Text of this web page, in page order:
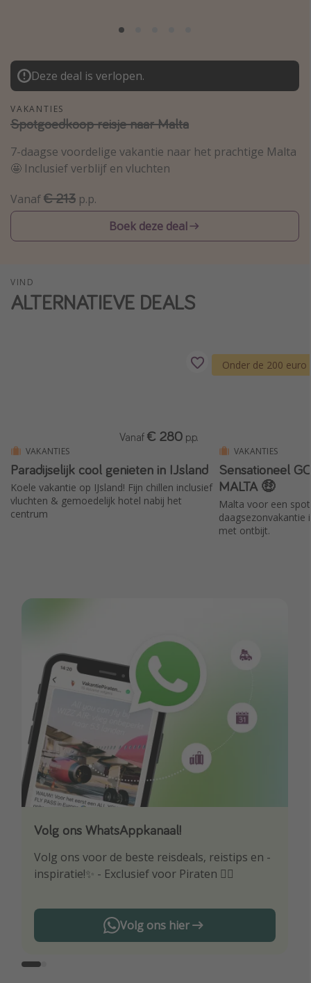
Malta
Madeira
Egypte
Bali
Type vakantie
Overzicht
Weekendje weg
Autoverhuur
Groepsreizen
Vakantieparken
Reiskalender
25 beste pretparken
Beste keukens ter wereld
Strandvakantie in Nederland
Deze deal is verlopen.
VAKANTIES
Spotgoedkoop reisje naar Malta
7-daagse voordelige vakantie naar het prachtige Malta
🤩 Inclusief verblijf en vluchten
Vanaf€ 213 p.p.
Boek deze deal
VIND
ALTERNATIEVE DEALS
VAKANTIES
Paradijselijk cool genieten in IJsland
Koele vakantie op IJsland! Fijn chillen inclusief
vluchten & gemoedelijk hotel nabij het
centrum
Vanaf € 280 p.p.
Onder de 200 euro
VAKANTIES
Sensationeel
MALTA 🤑
Malta voor een
daagsezonvakantie
met ontbijt.
Volg ons WhatsAppkanaal!
Volg ons voor de beste reisdeals, reistips en -
inspiratie!✨ - Exclusief voor Piraten 🏴‍☠️
Volg ons hier
Download onze app
Wees als eerste op de hoogte van de beste
reisaanbiedingen